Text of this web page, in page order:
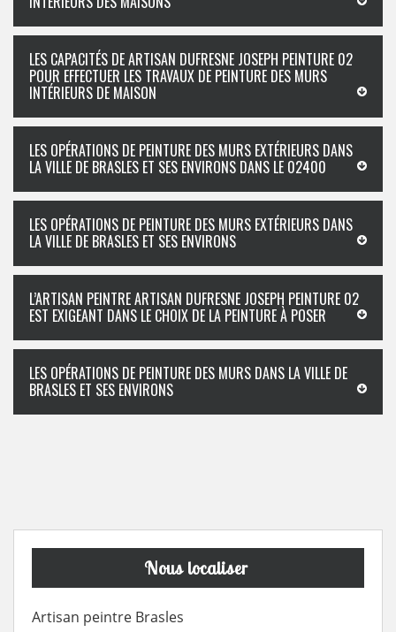
LES CAPACITÉS DE ARTISAN DUFRESNE JOSEPH PEINTURE 02
POUR EFFECTUER LES TRAVAUX DE PEINTURE DES MURS
INTÉRIEURS DE MAISON
LES OPÉRATIONS DE PEINTURE DES MURS EXTÉRIEURS DANS
LA VILLE DE BRASLES ET SES ENVIRONS DANS LE 02400
LES OPÉRATIONS DE PEINTURE DES MURS EXTÉRIEURS DANS
LA VILLE DE BRASLES ET SES ENVIRONS
L’ARTISAN PEINTRE ARTISAN DUFRESNE JOSEPH PEINTURE 02
EST EXIGEANT DANS LE CHOIX DE LA PEINTURE À POSER
LES OPÉRATIONS DE PEINTURE DES MURS DANS LA VILLE DE
BRASLES ET SES ENVIRONS
Nous localiser
Artisan peintre Brasles